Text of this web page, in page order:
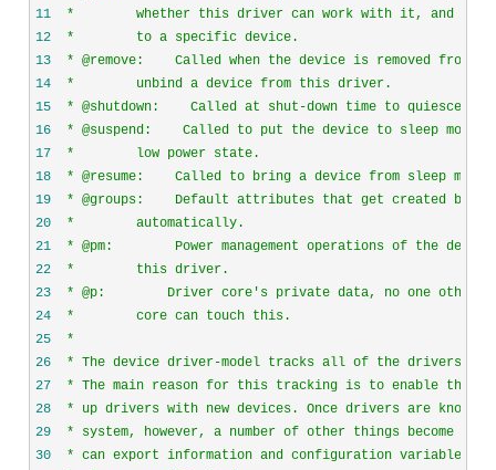
11
12
13
14
15
16
17
18
19
20
21
22
23
24
25
26
27
28
29
30